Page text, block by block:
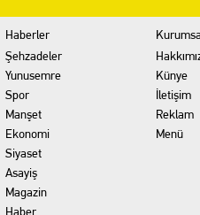
Haberler
Şehzadeler
Yunusemre
Spor
Manşet
Ekonomi
Siyaset
Asayiş
Magazin
Haber
Künye
İletişim
Reklam
Menü